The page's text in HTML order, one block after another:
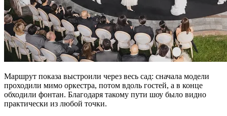
Маршрут показа выстроили через весь сад: сначала модели
проходили мимо оркестра, потом вдоль гостей, а в конце
обходили фонтан. Благодаря такому пути шоу было видно
практически из любой точки.